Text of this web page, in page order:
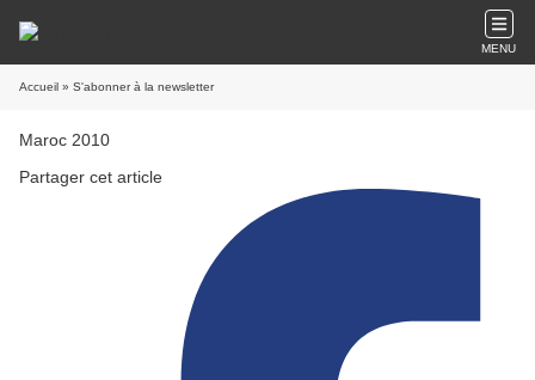
MENU
Accueil » S'abonner à la newsletter
Maroc 2010
Partager cet article